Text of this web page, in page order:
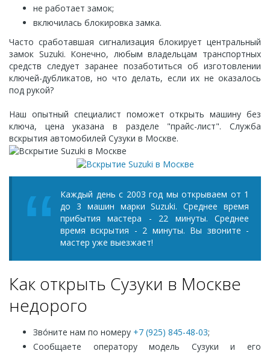
не работает замок;
включилась блокировка замка.
Часто сработавшая сигнализация блокирует центральный
замок Suzuki. Конечно, любым владельцам транспортных
средств следует заранее позаботиться об изготовлении
ключей-дубликатов, но что делать, если их не оказалось
под рукой?
Наш опытный специалист поможет открыть машину без
ключа, цена указана в разделе "прайс-лист". Служба
вскрытия автомобилей Сузуки в Москве.
Каждый день с 2003 год мы открываем от 1
до 3 машин марки Suzuki. Среднее время
прибытия мастера - 22 минуты. Среднее
время вскрытия - 2 минуты. Вы звоните -
мастер уже выезжает!
Как открыть Сузуки в Москве
недорого
Зво́ните нам по номеру +7 (925) 845-48-03;
Сообщаете оператору модель Сузуки и его